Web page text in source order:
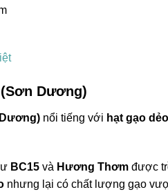
Dương)
nổi tiếng với hạt gạo
BC15 và Hương Thơm được
nhưng lại có chất lượng gạo